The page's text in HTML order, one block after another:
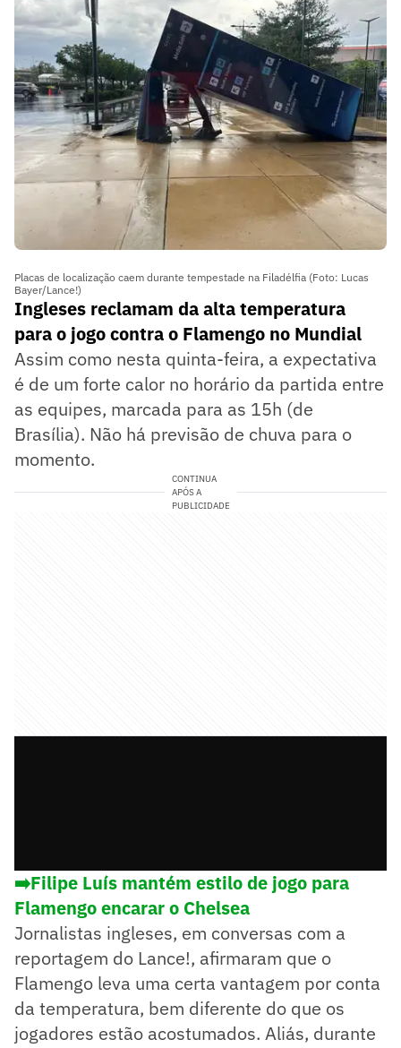
Placas de localização caem durante tempestade na Filadélfia (Foto: Lucas
Bayer/Lance!)
Ingleses reclamam da alta temperatura
para o jogo contra o Flamengo no Mundial
Assim como nesta quinta-feira, a expectativa
é de um forte calor no horário da partida entre
as equipes, marcada para as 15h (de
Brasília). Não há previsão de chuva para o
momento.
CONTINUA
APÓS A
PUBLICIDADE
➡️Filipe Luís mantém estilo de jogo para
Flamengo encarar o Chelsea
Jornalistas ingleses, em conversas com a
reportagem do Lance!, afirmaram que o
Flamengo leva uma certa vantagem por conta
da temperatura, bem diferente do que os
jogadores estão acostumados. Aliás, durante